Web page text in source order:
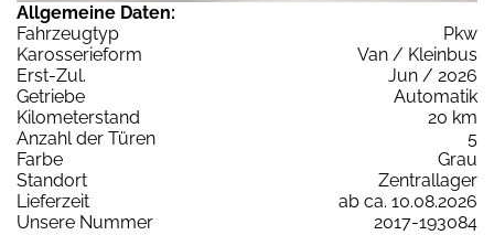
Allgemeine Daten:
Fahrzeugtyp
Pkw
Karosserieform
Van / Kleinbus
Erst-Zul.
Jun / 2026
Getriebe
Automatik
Kilometerstand
20 km
Anzahl der Türen
5
Farbe
Grau
Standort
Zentrallager
Lieferzeit
ab ca. 10.08.2026
Unsere Nummer
2017-193084